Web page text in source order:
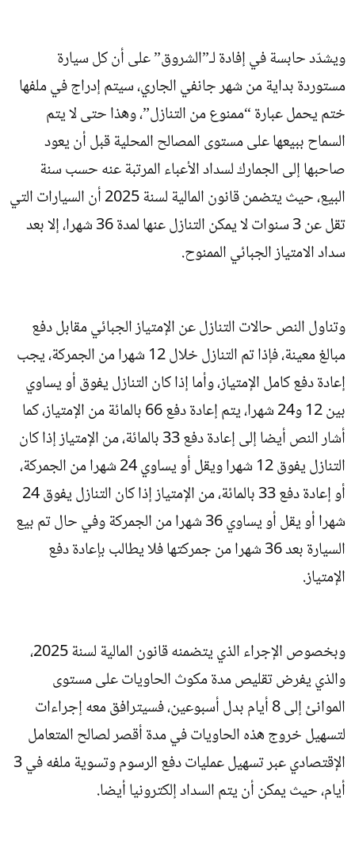
ويشدّد حابسة في إفادة لـ”الشروق” على أن كل سيارة
مستوردة بداية من شهر جانفي الجاري، سيتم إدراج في ملفها
ختم يحمل عبارة “ممنوع من التنازل”، وهذا حتى لا يتم
السماح ببيعها على مستوى المصالح المحلية قبل أن يعود
صاحبها إلى الجمارك لسداد الأعباء المرتبة عنه حسب سنة
البيع، حيث يتضمن قانون المالية لسنة 2025 أن السيارات التي
تقل عن 3 سنوات لا يمكن التنازل عنها لمدة 36 شهرا، إلا بعد
سداد الامتياز الجبائي الممنوح.
وتناول النص حالات التنازل عن الإمتياز الجبائي مقابل دفع
مبالغ معينة، فإذا تم التنازل خلال 12 شهرا من الجمركة، يجب
إعادة دفع كامل الإمتياز، وأما إذا كان التنازل يفوق أو يساوي
بين 12 و24 شهرا، يتم إعادة دفع 66 بالمائة من الإمتياز، كما
أشار النص أيضا إلى إعادة دفع 33 بالمائة، من الإمتياز إذا كان
التنازل يفوق 12 شهرا ويقل أو يساوي 24 شهرا من الجمركة،
أو إعادة دفع 33 بالمائة، من الإمتياز إذا كان التنازل يفوق 24
شهرا أو يقل أو يساوي 36 شهرا من الجمركة وفي حال تم بيع
السيارة بعد 36 شهرا من جمركتها فلا يطالب بإعادة دفع
الإمتياز.
وبخصوص الإجراء الذي يتضمنه قانون المالية لسنة 2025،
والذي يفرض تقليص مدة مكوث الحاويات على مستوى
الموانئ إلى 8 أيام بدل أسبوعين، فسيترافق معه إجراءات
لتسهيل خروج هذه الحاويات في مدة أقصر لصالح المتعامل
الإقتصادي عبر تسهيل عمليات دفع الرسوم وتسوية ملفه في 3
أيام، حيث يمكن أن يتم السداد إلكترونيا أيضا.